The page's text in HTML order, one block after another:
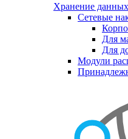
Хранение данных
Сетевые
Для
Для
Модули